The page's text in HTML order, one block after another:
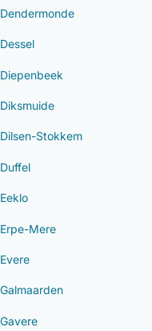
Dendermonde
Dessel
Diepenbeek
Diksmuide
Dilsen-Stokkem
Duffel
Eeklo
Erpe-Mere
Evere
Galmaarden
Gavere